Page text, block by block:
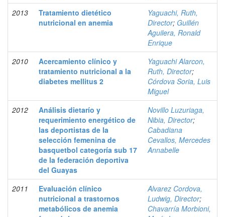
2013
Tratamiento dietético
nutricional en anemia
Yaguachi, Ruth,
Director; Guillén
Aguilera, Ronald
Enrique
2010
Acercamiento clínico y
tratamiento nutricional a la
diabetes mellitus 2
Yaguachi Alarcon,
Ruth, Director;
Córdova Soria, Luis
Miguel
2012
Análisis dietarío y
requerimiento energético de
las deportistas de la
selección femenina de
basquetbol categoría sub 17
de la federación deportiva
del Guayas
Novillo Luzuriaga,
Nibia, Director;
Cabadiana
Cevallos, Mercedes
Annabelle
2011
Evaluación clínico
nutricional a trastornos
metabólicos de anemia
Alvarez Cordova,
Ludwig, Director;
Chavarría Morbioni,